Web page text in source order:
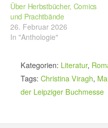
Über Herbstbücher, Comics
und Prachtbände
26. Februar 2026
In "Anthologie"
Kategorien: Literatur,
Tags: Christina Viragh,
der Leipziger Buchmesse